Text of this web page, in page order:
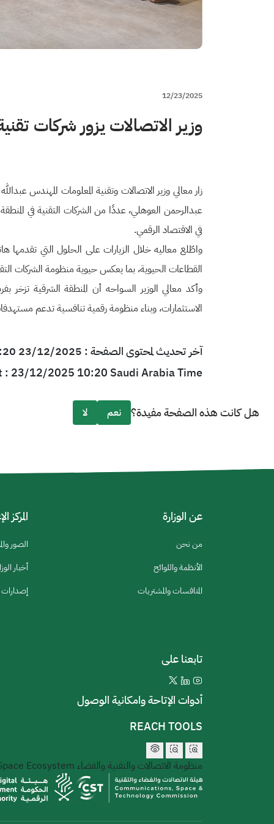
12/23/2025
وزير الاتصالات يزور شركات
زار معالي وزير الاتصالات وتقنية المعلومات المهندس
في الاقتصاد الرقمي.
واطّلع معاليه خلال الزيارات على الحلول التي تقدمها
القطاعات الحيوية، بما يعكس حيوية منظومة الشركات
وأكد معالي الوزير السواحه أن المنطقة الشرقية
الاستثمارات، وبناء منظومة رقمية تنافسية تدعم مستهدفات
آخر تحديث لمحتوى الصفحة : 23/12/2025 10:20 بتوقيت السعودية
: 23/12/2025 10:20 Saudi Arabia Time
هل كانت هذه الصفحة مفيدة؟ نعم لا
عن الوزارة
من نحن
الأنظمة واللوائح
المنافسات والمشتريات
المركز
الصور
أخبار
إصدارات
تابعنا على
أدوات الإتاحة وامكانية الوصول
REACH TOOLS
منظومة الاتصالات والتقنية والفضاء Ecosystem